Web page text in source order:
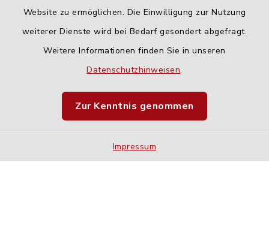
Website zu ermöglichen. Die Einwilligung zur Nutzung
weiterer Dienste wird bei Bedarf gesondert abgefragt.
Weitere Informationen finden Sie in unseren
Datenschutzhinweisen.
Zur Kenntnis genommen
Impressum
Barrierefreiheit
Impressum
Sitemap